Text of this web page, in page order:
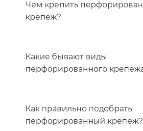
Чем крепить
крепеж?
Какие бывают виды
перфорированного
Как правильно подобрать
перфорированный крепеж?